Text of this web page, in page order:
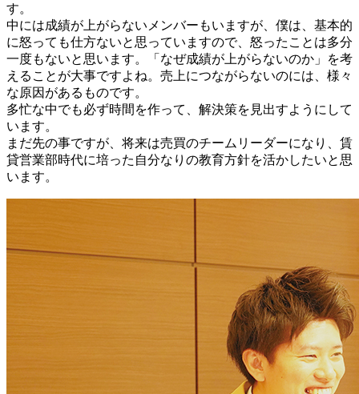
す。
中には成績が上がらないメンバーもいますが、僕は、基本的
に怒っても仕方ないと思っていますので、怒ったことは多分
一度もないと思います。「なぜ成績が上がらないのか」を考
えることが大事ですよね。売上につながらないのには、様々
な原因があるものです。
多忙な中でも必ず時間を作って、解決策を見出すようにして
います。
まだ先の事ですが、将来は売買のチームリーダーになり、賃
貸営業部時代に培った自分なりの教育方針を活かしたいと思
います。